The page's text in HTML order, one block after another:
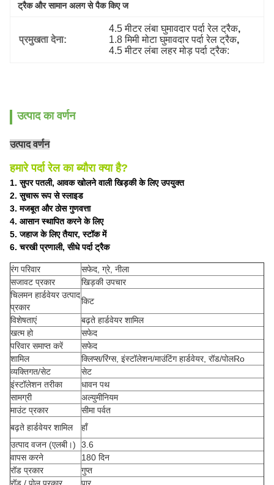
ट्रैक और सामान अलग से पैक किए ज
प्रमुखता देना:
4.5 मीटर लंबा घुमावदार पर्दा रेल ट्रैक,
1.8 मिमी मोटा घुमावदार पर्दा रेल ट्रैक,
4.5 मीटर लंबा लहर मोड़ पर्दा ट्रैक:
उत्पाद का वर्णन
उत्पाद वर्णन
हमारे पर्दा रेल का ब्यौरा क्या है?
1. सुपर पतली, आवक खोलने वाली खिड़की के लिए उपयुक्त
2. सुचारू रूप से स्लाइड
3. मजबूत और ठोस गुणवत्ता
4. आसान स्थापित करने के लिए
5. जहाज के लिए तैयार, स्टॉक में
6. चरखी प्रणाली, सीधे पर्दा ट्रैक
रंग परिवार
सफेद, ग्रे, नीला
सजावट प्रकार
खिड़की उपचार
चिलमन हार्डवेयर उत्पाद
प्रकार
किट
विशेषताएं
बढ़ते हार्डवेयर शामिल
खत्म हो
सफेद
परिवार समाप्त करें
सफेद
शामिल
क्लिप्स/रिंग्स, इंस्टॉलेशन/माउंटिंग हार्डवेयर, रॉड/पोलRo
व्यक्तिगत/सेट
सेट
इंस्टॉलेशन तरीका
धावन पथ
सामग्री
अल्युमीनियम
माउंट प्रकार
सीमा पर्वत
बढ़ते हार्डवेयर शामिल
हाँ
उत्पाद वजन (एलबी।)
3.6
वापस करने
180 दिन
रॉड प्रकार
गुप्त